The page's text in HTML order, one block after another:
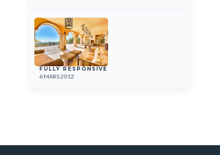
FULLY RESPONSIVE
6 MARS 2012